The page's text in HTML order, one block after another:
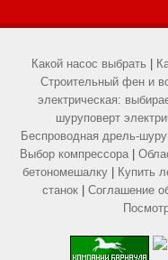
Какой насос выбрать
Строительный фен и
электрическая:
шуруповерт
Беспроводная дрель-
Выбор компрессора|
бетономешалку
Купить
станок| Соглашение